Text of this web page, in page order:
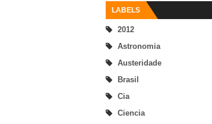
LABELS
2012
Astronomia
Austeridade
Brasil
Cia
Ciencia